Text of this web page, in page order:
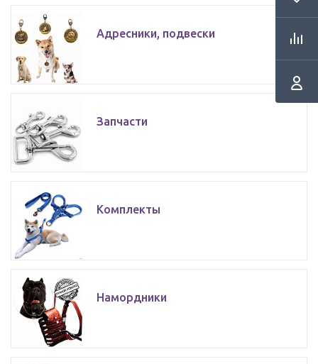
Адресники, подвески
Запчасти
Комплекты
Намордники